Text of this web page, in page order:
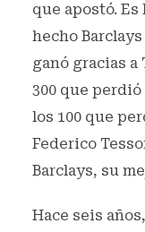
que apostó.
hecho
ganó gracias a
300 que perdió
los 100 que
Federico
Barclays, su
Hace seis